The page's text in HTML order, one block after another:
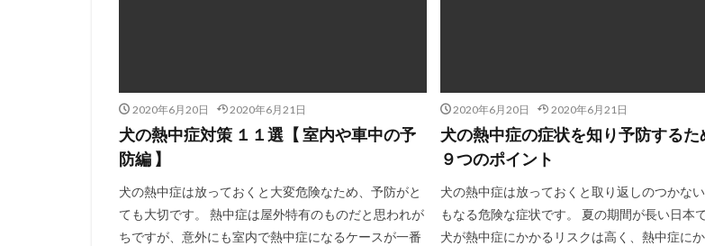
2020年6月20日 2020年6月21日
犬の熱中症対策 １１選【 室内や車中の予
防編 】
犬の熱中症は放っておくと大変危険なため、予防がと
ても大切です。 熱中症は屋外特有のものだと思われが
ちですが、意外にも室内で熱中症になるケースが一番
2020年6月20日 2020年6月21日
犬の熱中症の症状を知り予防するた
９つのポイント
犬の熱中症は放っておくと取り返しのつかな
もなる危険な症状です。 夏の期間が長い日本
犬が熱中症にかかるリスクは高く、熱中症に